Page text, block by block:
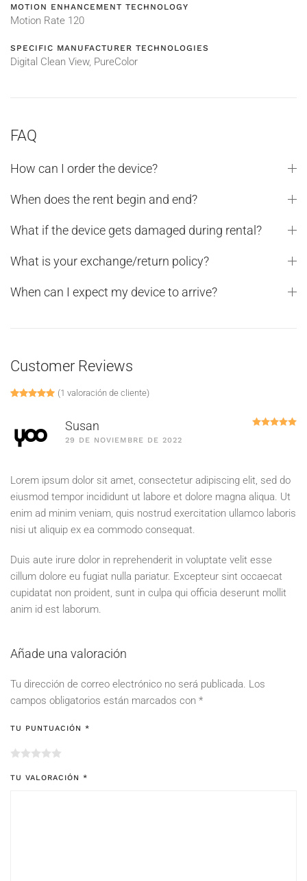
MOTION ENHANCEMENT TECHNOLOGY
Motion Rate 120
SPECIFIC MANUFACTURER TECHNOLOGIES
Digital Clean View, PureColor
FAQ
How can I order the device?
When does the rent begin and end?
What if the device gets damaged during rental?
What is your exchange/return policy?
When can I expect my device to arrive?
Customer Reviews
Valorado con5.00 de 5 en base a
1(1 valoración de cliente)
Susan
29 DE NOVIEMBRE DE 2022
Lorem ipsum dolor sit amet, consectetur adipiscing elit, sed do
eiusmod tempor incididunt ut labore et dolore magna aliqua. Ut
enim ad minim veniam, quis nostrud exercitation ullamco laboris
nisi ut aliquip ex ea commodo consequat.
Duis aute irure dolor in reprehenderit in voluptate velit esse
cillum dolore eu fugiat nulla pariatur. Excepteur sint occaecat
cupidatat non proident, sunt in culpa qui officia deserunt mollit
anim id est laborum.
Añade una valoración
Tu dirección de correo electrónico no será publicada. Los
campos obligatorios están marcados con *
TU PUNTUACIÓN *
TU VALORACIÓN *